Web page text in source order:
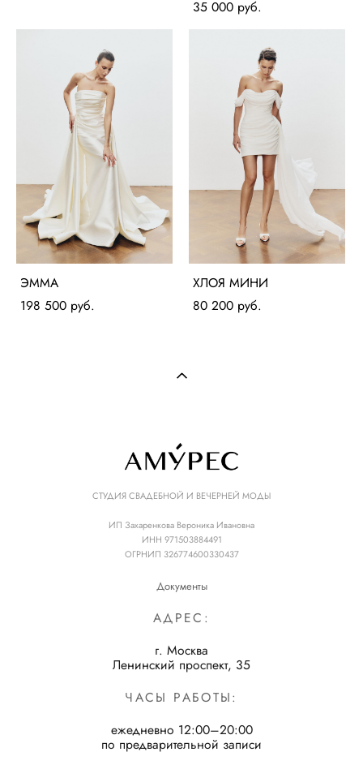
35 000 pуб.
ЭММА
198 500 pуб.
ХЛОЯ МИНИ
80 200 pуб.
СТУДИЯ СВАДЕБНОЙ И ВЕЧЕРНЕЙ МОДЫ
ИП Захаренкова Вероника Ивановна
ИНН 971503884491
ОГРНИП 326774600330437
Документы
АДРЕС:
г. Москва
Ленинский проспект, 35
ЧАСЫ РАБОТЫ:
ежедневно 12:00–20:00
по предварительной записи